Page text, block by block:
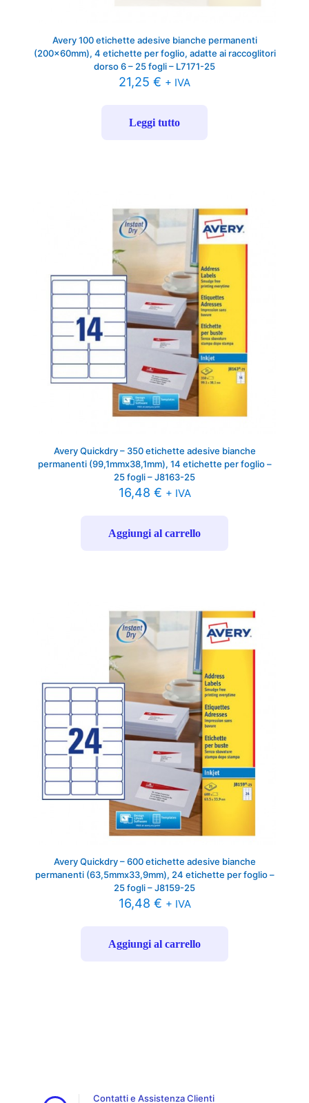
Avery 100 etichette adesive bianche permanenti
(200x60mm), 4 etichette per foglio, adatte ai raccoglitori
dorso 6 – 25 fogli – L7171-25
21,25 € + IVA
Leggi tutto
Avery Quickdry – 350 etichette adesive bianche
permanenti (99,1mmx38,1mm), 14 etichette per foglio –
25 fogli – J8163-25
16,48 € + IVA
Aggiungi al carrello
Avery Quickdry – 600 etichette adesive bianche
permanenti (63,5mmx33,9mm), 24 etichette per foglio –
25 fogli – J8159-25
16,48 € + IVA
Aggiungi al carrello
Contatti e Assistenza Clienti